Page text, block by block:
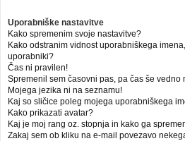
Uporabniške nastavitve
Kako spremenim svoje nastavitve?
Kako odstranim vidnost uporabniškega
uporabniki?
Čas ni pravilen!
Spremenil sem časovni pas, pa čas še vedno
Mojega jezika ni na seznamu!
Kaj so sličice poleg mojega uporabniškega
Kako prikazati avatar?
Kaj je moj rang oz. stopnja in kako ga
Zakaj sem ob kliku na e-mail povezavo